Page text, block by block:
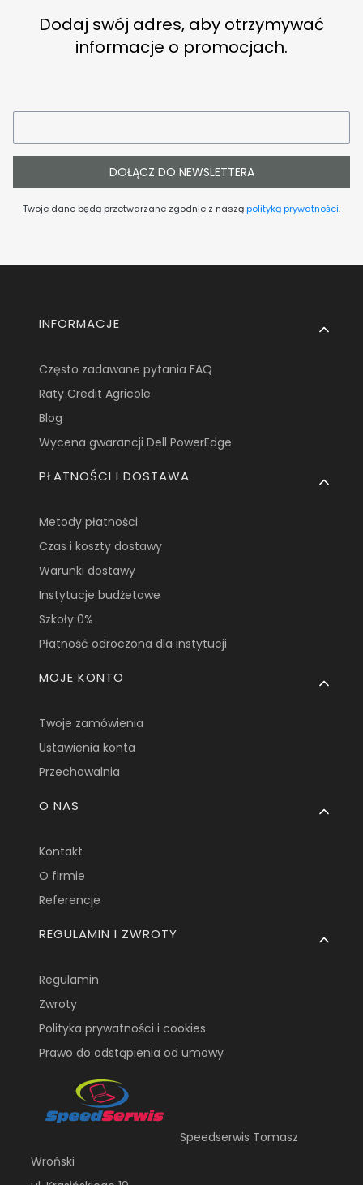
Dodaj swój adres, aby otrzymywać
informacje o promocjach.
DOŁĄCZ DO NEWSLETTERA
Twoje dane będą przetwarzane zgodnie z nasząpolityką prywatności.
Linki w stopce
INFORMACJE
Często zadawane pytania FAQ
Raty Credit Agricole
Blog
Wycena gwarancji Dell PowerEdge
PŁATNOŚCI I DOSTAWA
Metody płatności
Czas i koszty dostawy
Warunki dostawy
Instytucje budżetowe
Szkoły 0%
Płatność odroczona dla instytucji
MOJE KONTO
Twoje zamówienia
Ustawienia konta
Przechowalnia
O NAS
Kontakt
O firmie
Referencje
REGULAMIN I ZWROTY
Regulamin
Zwroty
Polityka prywatności i cookies
Prawo do odstąpienia od umowy
Speedserwis Tomasz
Wroński